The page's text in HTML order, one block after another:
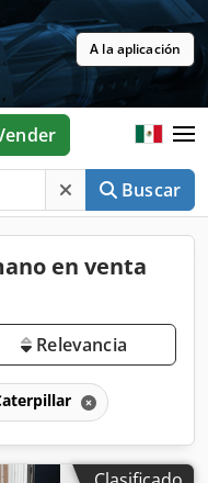
A la aplicación
Buscar
en venta
Relevancia